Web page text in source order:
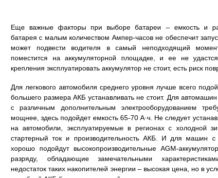
Еще важные факторы при выборе батареи – емкость и
батарея с малым количеством Ампер-часов не обеспечит
может подвести водителя в самый неподходящий
поместится на аккумуляторной площадке, и ее не
крепления эксплуатировать аккумулятор не стоит, есть риск
Для легкового автомобиля среднего уровня лучше всего
большего размера АКБ устанавливать не стоит. Для
с различным дополнительным электрооборудованием
мощнее, здесь подойдет емкость 65-70 А·ч. Не следует
на автомобили, эксплуатируемые в регионах с холодной
стартерный ток и производительность АКБ. И для машин с
хорошо подойдут высокопроизводительные AGM-
разряду, обладающие замечательными
недостаток таких накопителей энергии – высокая цена, но в